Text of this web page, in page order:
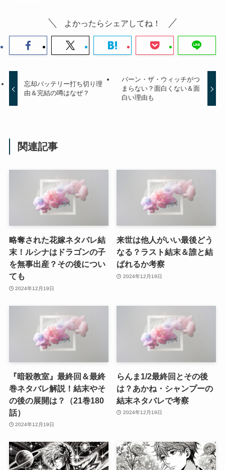
よかったらシェアしてね！
忘却バッテリー打ち切り理
由＆完結の噂はなぜ？
バーン・ザ・ウィッチがつ
まらない？面白くない＆面
白い理由も
関連記事
略奪された花嫁ネタバレ結
末！ルシナはドラゴンの子
を無事出産？その後につい
ても
2024年12月19日
来世は他人がいい最後どう
なる？ラスト結末＆誰と結
ばれるか考察
2024年12月19日
『暗殺教室』最終回＆最終
巻ネタバレ解説！結末やそ
の後の展開は？（21巻180
話）
2024年12月19日
らんま1/2最終回とその後
は？あかね・シャンプーの
結末ネタバレで考察
2024年12月19日